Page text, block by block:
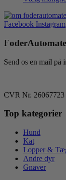
vare
har
varianter.
kan
Facebook Instagram
Send os en mail på
CVR Nr. 26067723
Top kategorier
Hund
Kat
Lopper &
Andre dyr
Gnaver